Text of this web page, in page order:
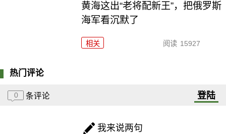
黄海这出“老将配新王”，把俄罗斯
海军看沉默了
相关 阅读 15927
热门评论
0 条评论 登陆
我来说两句